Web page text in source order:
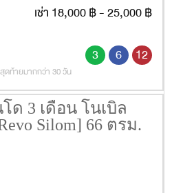
เช่า 18,000 ฿ - 25,000 ฿
3 6 12
ดท้ายมากกว่า 30 วัน
ด 3 เดือน โนเบิล
Silom] 66 ตรม.